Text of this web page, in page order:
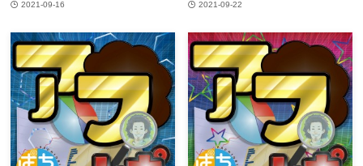
2021-09-16 2021-09-22